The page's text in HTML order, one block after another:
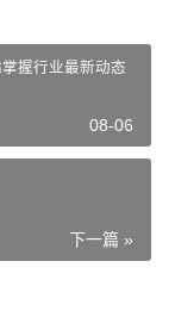
握行业最新动态
08-06
下一篇 »